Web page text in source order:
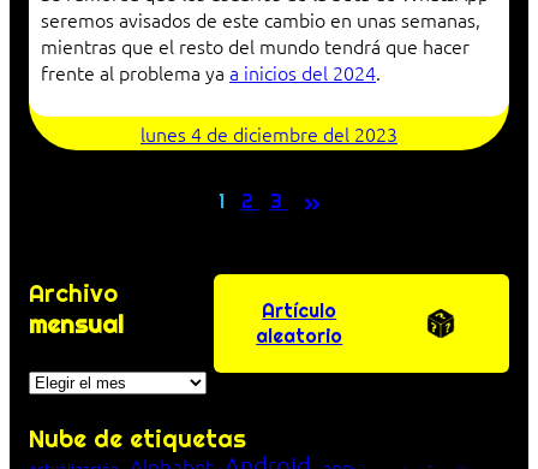
seremos avisados de este cambio en unas semanas,
mientras que el resto del mundo tendrá que hacer
frente al problema ya a inicios del 2024.
lunes 4 de diciembre del 2023
1 2 3 »
Archivo
mensual
Archivos
Artículo
aleatorio
Nube de etiquetas